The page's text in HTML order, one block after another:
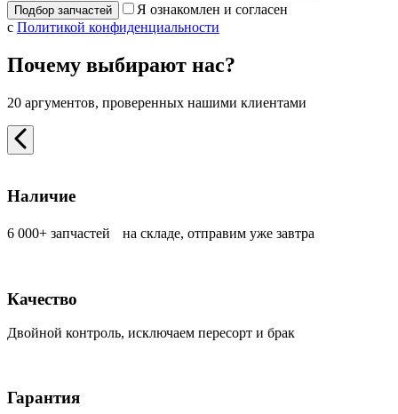
Я ознакомлен и согласен
с Политикой конфиденциальности
Почему выбирают нас?
20 аргументов, проверенных нашими клиентами
Наличие
6 000+ запчастей на складе, отправим уже завтра
Качество
Двойной контроль, исключаем пересорт и брак
Гарантия